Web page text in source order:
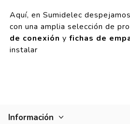
Aquí, en Sumidelec
con una amplia selección de
de conexión y fichas de
instalar
Información